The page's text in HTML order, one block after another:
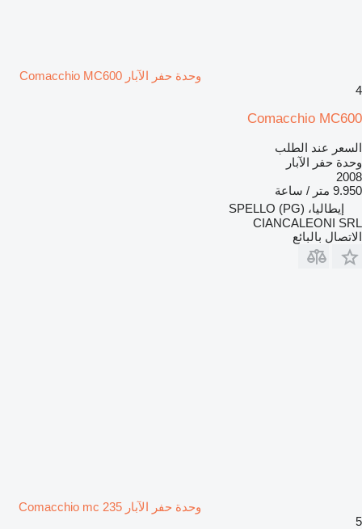
وحدة حفر الآبار Comacchio MC600
4
Comacchio MC600
السعر عند الطلب
وحدة حفر الآبار
2008
9.950 متر / ساعة
إيطاليا، SPELLO (PG)
CIANCALEONI SRL
الاتصال بالبائع
وحدة حفر الآبار Comacchio mc 235
5